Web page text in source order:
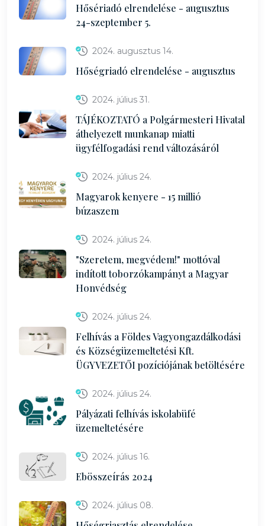
Hősériadó elrendelése - augusztus
24-szeptember 5.
2024. augusztus 14.
Hőségriadó elrendelése - augusztus
2024. július 31.
TÁJÉKOZTATÓ a Polgármesteri Hivatal
áthelyezett munkanap miatti
ügyfélfogadási rend változásáról
2024. július 24.
Magyarok kenyere - 15 millió
búzaszem
2024. július 24.
"Szeretem, megvédem!" mottóval
indított toborzókampányt a Magyar
Honvédség
2024. július 24.
Felhívás a Földes Vagyongazdálkodási
és Községüzemeltetési Kft.
ÜGYVEZETŐI pozíciójának betöltésére
2024. július 24.
Pályázati felhívás iskolabüfé
üzemeltetésére
2024. július 16.
Ebösszeírás 2024
2024. július 08.